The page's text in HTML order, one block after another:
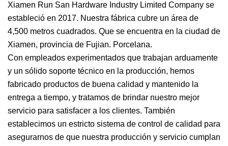
Xiamen Run San Hardware Industry Limited Company se
estableció en 2017. Nuestra fábrica cubre un área de
4,500 metros cuadrados. Que se encuentra en la ciudad de
Xiamen, provincia de Fujian. Porcelana.
Con empleados experimentados que trabajan arduamente
y un sólido soporte técnico en la producción, hemos
fabricado productos de buena calidad y mantenido la
entrega a tiempo, y tratamos de brindar nuestro mejor
servicio para satisfacer a los clientes. También
establecimos un estricto sistema de control de calidad para
asegurarnos de que nuestra producción y servicio cumplan